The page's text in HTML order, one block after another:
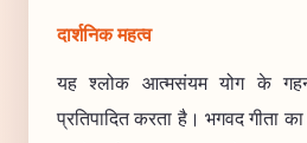
दार्शनिक महत्व
यह श्लोक आत्मसंयम योग के गहन
प्रतिपादित करता है। भगवद गीता